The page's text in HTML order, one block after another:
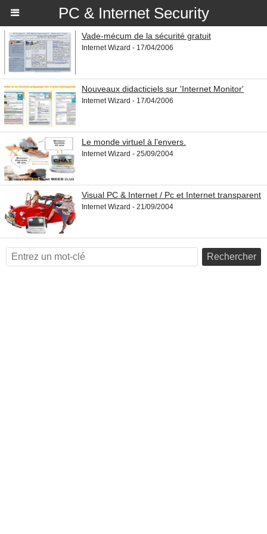
PC & Internet Security
Vade-mécum de la sécurité gratuit
Internet Wizard - 17/04/2006
Nouveaux didacticiels sur 'Internet Monitor'
Internet Wizard - 17/04/2006
Le monde virtuel à l’envers.
Internet Wizard - 25/09/2004
Visual PC & Internet / Pc et Internet transparent
Internet Wizard - 21/09/2004
Rechercher